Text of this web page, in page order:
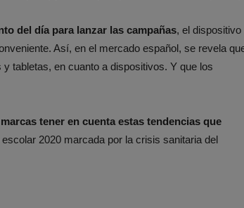
del día para lanzar las campañas, el dispositivo
Así, en el mercado español, se revela
tabletas, en cuanto a dispositivos. Y que los
tener en cuenta estas tendencias que
2020 marcada por la crisis sanitaria del